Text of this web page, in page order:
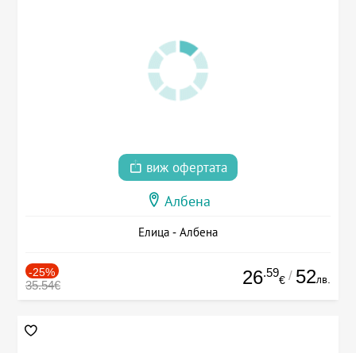
виж офертата
Албена
Елица - Албена
-25%
35.54€ 26.59
€ / 52лв.